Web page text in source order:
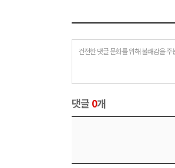
건전한 댓글 문화를 위해 불쾌감을
댓글 0개